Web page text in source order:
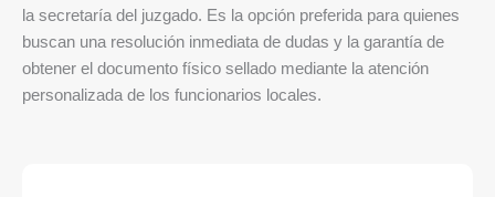
la secretaría del juzgado. Es la opción preferida para quienes
buscan una resolución inmediata de dudas y la garantía de
obtener el documento físico sellado mediante la atención
personalizada de los funcionarios locales.